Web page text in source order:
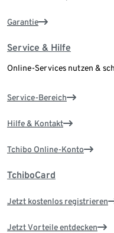
Garantie
Service & Hilfe
Online-Services nutzen &
Service-Bereich
Hilfe & Kontakt
Tchibo Online-Konto
TchiboCard
Jetzt kostenlos registrieren
Jetzt Vorteile entdecken